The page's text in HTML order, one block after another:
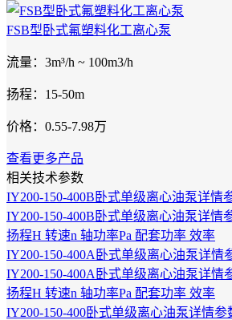
FSB型卧式氟塑料化工离心泵
流量：3m³/h ~ 100m3/h
扬程：15-50m
价格：0.55-7.98万
查看更多产品
相关技术参数
IY200-150-400B卧式单级离心油泵详情
IY200-150-400B卧式单级离心油泵详情
扬程H 转速n 轴功率Pa 配套功率 效率
IY200-150-400A卧式单级离心油泵详情
IY200-150-400A卧式单级离心油泵详情
扬程H 转速n 轴功率Pa 配套功率 效率
IY200-150-400卧式单级离心油泵详情参